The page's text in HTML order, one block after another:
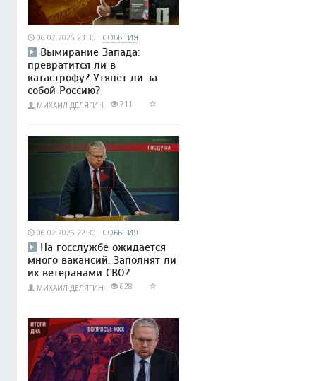
06.02.2026 23:36 СОБЫТИЯ
Вымирание Запада:
превратится ли в
катастрофу? Утянет ли за
собой Россию?
МИХАИЛ ДЕЛЯГИН 711
06.02.2026 22:30 СОБЫТИЯ
На госслужбе ожидается
много вакансий. Заполнят ли
их ветеранами СВО?
МИХАИЛ ДЕЛЯГИН 628